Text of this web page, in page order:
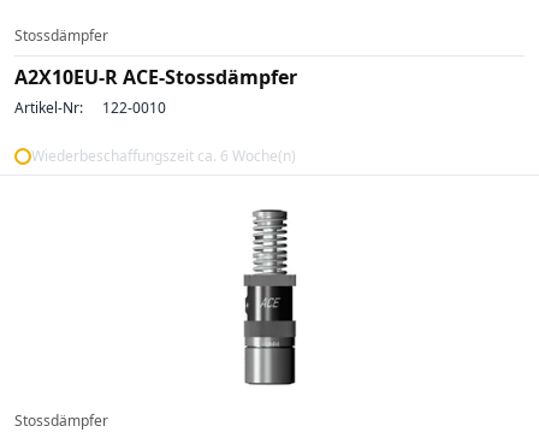
Stossdämpfer
A2X10EU-R ACE-Stossdämpfer
Artikel-Nr: 122-0010
Wiederbeschaffungszeit ca. 6 Woche(n)
Stossdämpfer